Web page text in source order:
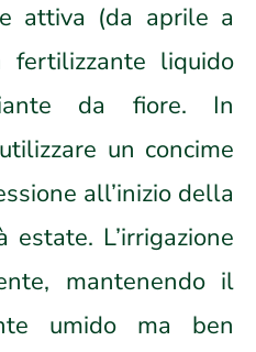
attiva (da aprile a
fertilizzante liquido
da fiore. In
un concime
all’inizio della
L’irrigazione
mantenendo il
umido ma ben